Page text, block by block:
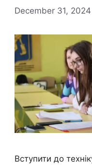
December 31, 2024
Вступити до